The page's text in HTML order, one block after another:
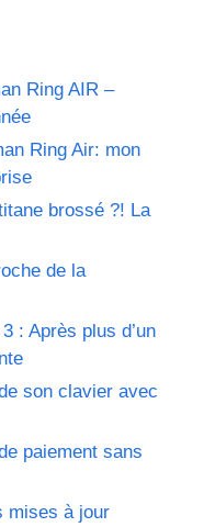
Ring AIR –
Ring Air: mon
brossé ?! La
de la
: Après plus d’un
son clavier avec
paiement sans
mises à jour